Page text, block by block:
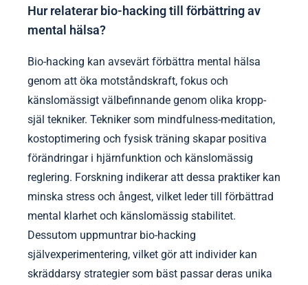
Hur relaterar bio-hacking till förbättring av
mental hälsa?
Bio-hacking kan avsevärt förbättra mental hälsa
genom att öka motståndskraft, fokus och
känslomässigt välbefinnande genom olika kropp-
själ tekniker. Tekniker som mindfulness-meditation,
kostoptimering och fysisk träning skapar positiva
förändringar i hjärnfunktion och känslomässig
reglering. Forskning indikerar att dessa praktiker kan
minska stress och ångest, vilket leder till förbättrad
mental klarhet och känslomässig stabilitet.
Dessutom uppmuntrar bio-hacking
självexperimentering, vilket gör att individer kan
skräddarsy strategier som bäst passar deras unika